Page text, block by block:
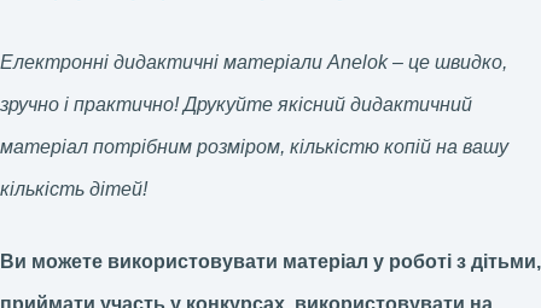
Електронні дидактичні матеріали Anelok – це швидко,
зручно і практично! Друкуйте якісний дидактичний
матеріал потрібним розміром, кількістю копій на вашу
кількість дітей!
Ви можете використовувати матеріал у роботі з дітьми,